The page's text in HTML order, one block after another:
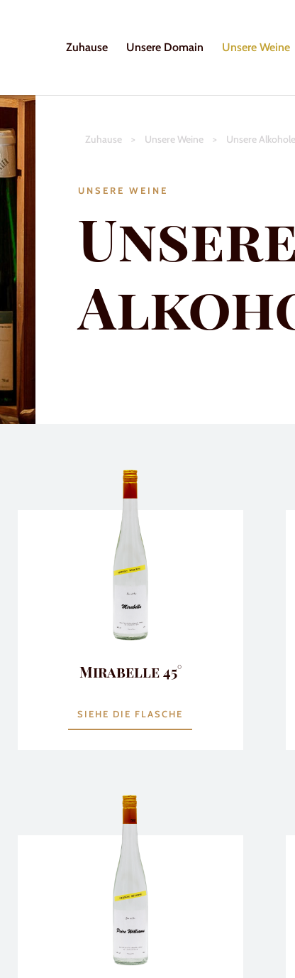
Zuhause Unsere Domain Unsere Weine
Zuhause > Unsere Weine > Unsere Alkohole
UNSERE WEINE
Unsere
Mirabelle 45°
SIEHE DIE FLASCHE